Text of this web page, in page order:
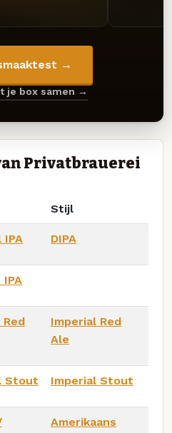
→
je box samen →
Privatbrauerei
Stijl
DIPA
Imperial Red
Ale
Stout Imperial Stout
Amerikaans